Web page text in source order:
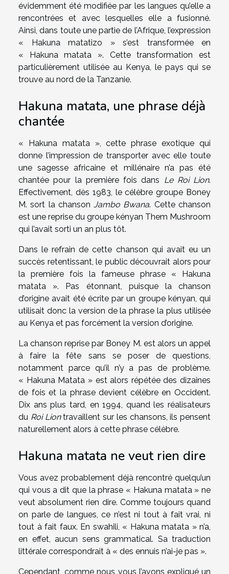
évidemment été modifiée par les langues qu’elle a
rencontrées et avec lesquelles elle a fusionné.
Ainsi, dans toute une partie de l’Afrique, l’expression
« Hakuna matatizo » s’est transformée en
« Hakuna matata ». Cette transformation est
particulièrement utilisée au Kenya, le pays qui se
trouve au nord de la Tanzanie.
Hakuna matata, une phrase déjà
chantée
« Hakuna matata », cette phrase exotique qui
donne l’impression de transporter avec elle toute
une sagesse africaine et millénaire n’a pas été
chantée pour la première fois dans Le Roi Lion.
Effectivement, dès 1983, le célèbre groupe Boney
M. sort la chansonJambo Bwana. Cette chanson
est une reprise du groupe kényan Them Mushroom
qui l’avait sorti un an plus tôt.
Dans le refrain de cette chanson qui avait eu un
succès retentissant, le public découvrait alors pour
la première fois la fameuse phrase « Hakuna
matata ». Pas étonnant, puisque la chanson
d’origine avait été écrite par un groupe kényan, qui
utilisait donc la version de la phrase la plus utilisée
au Kenya et pas forcément la version d’origine.
La chanson reprise par Boney M. est alors un appel
à faire la fête sans se poser de questions,
notamment parce qu’il n’y a pas de problème.
« Hakuna Matata » est alors répétée des dizaines
de fois et la phrase devient célèbre en Occident.
Dix ans plus tard, en 1994, quand les réalisateurs
du Roi Liontravaillent sur les chansons, ils pensent
naturellement alors à cette phrase célèbre.
Hakuna matata ne veut rien dire
Vous avez probablement déjà rencontré quelqu’un
qui vous a dit que la phrase « Hakuna matata » ne
veut absolument rien dire. Comme toujours quand
on parle de langues, ce n’est ni tout à fait vrai, ni
tout à fait faux. En swahili, « Hakuna matata » n’a,
en effet, aucun sens grammatical. Sa traduction
littérale correspondrait à « des ennuis n’ai-je pas ».
Cependant, comme nous vous l’avons expliqué un